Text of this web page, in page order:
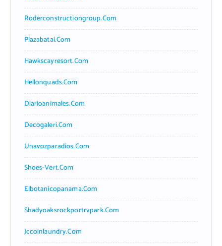
Roderconstructiongroup.com
Plazabatai.com
Hawkscayresort.com
Hellonquads.com
Diarioanimales.com
Decogaleri.com
Unavozparadios.com
Shoes-Vert.com
Elbotanicopanama.com
Shadyoaksrockportrvpark.com
Jccoinlaundry.com